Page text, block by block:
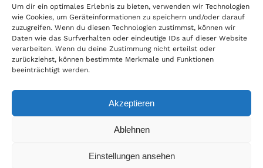
Um dir ein optimales Erlebnis zu bieten, verwenden wir Technologien
wie Cookies, um Geräteinformationen zu speichern und/oder darauf
zuzugreifen. Wenn du diesen Technologien zustimmst, können wir
Daten wie das Surfverhalten oder eindeutige IDs auf dieser Website
verarbeiten. Wenn du deine Zustimmung nicht erteilst oder
zurückziehst, können bestimmte Merkmale und Funktionen
beeinträchtigt werden.
Akzeptieren
Ablehnen
Einstellungen ansehen
erfolgreichen E-Commerce ein. Auch wir sind wie
viele Onlineshops im Netz Mitglied im Händlerbund
und unterstützen fairen Onlinehandel.
© Copyright 2026 | World of Coins |Impressum|Datenschutz|Cookie
|Zahlung & Versand